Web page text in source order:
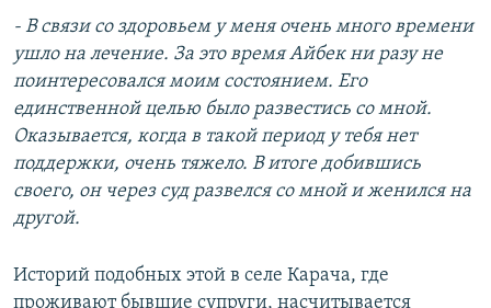
- В связи со здоровьем у меня очень много времени
ушло на лечение. За это время Айбек ни разу не
поинтересовался моим состоянием. Его
единственной целью было развестись со мной.
Оказывается, когда в такой период у тебя нет
поддержки, очень тяжело. В итоге добившись
своего, он через суд развелся со мной и женился на
другой.
Историй подобных этой в селе Карача, где
проживают бывшие супруги, насчитывается